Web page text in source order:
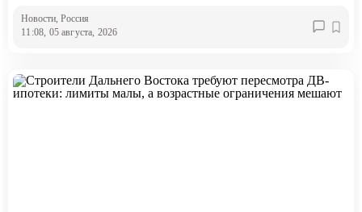
Новости , Россия
11:08, 05 августа, 2026